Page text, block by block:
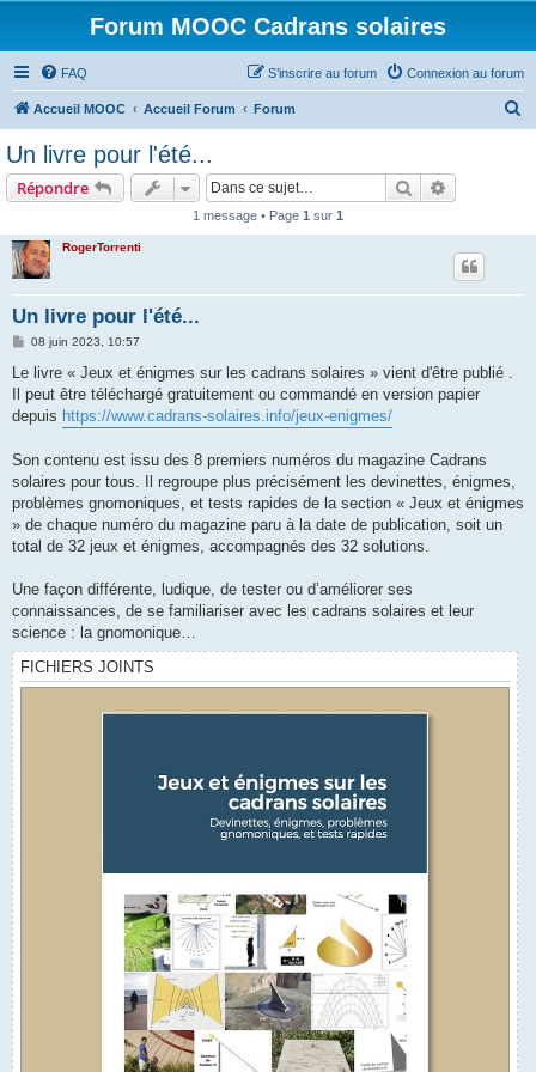
Forum MOOC Cadrans solaires
FAQ Connexion au forum
S’inscrire au forum
Accueil MOOC Accueil Forum Forum
Un livre pour l'été...
Répondre Rechercher
1 message • Page 1 sur 1
RogerTorrenti
Un livre pour l'été...
M
s
a
g
e
08 juin 2023, 10:57
Le livre « Jeux et énigmes sur les cadrans solaires » vient d'être publié .
Il peut être téléchargé gratuitement ou commandé en version papier
depuis https://www.cadrans-solaires.info/jeux-enigmes/
Son contenu est issu des 8 premiers numéros du magazine Cadrans
solaires pour tous. Il regroupe plus précisément les devinettes, énigmes,
problèmes gnomoniques, et tests rapides de la section « Jeux et énigmes
» de chaque numéro du magazine paru à la date de publication, soit un
total de 32 jeux et énigmes, accompagnés des 32 solutions.
Une façon différente, ludique, de tester ou d’améliorer ses
connaissances, de se familiariser avec les cadrans solaires et leur
science : la gnomonique…
FICHIERS JOINTS